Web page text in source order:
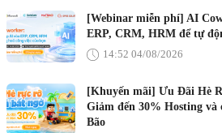
[Webinar miễn phí] AI
ERP, CRM, HRM để tự
14:52 04/08/2026
[Khuyến mãi] Ưu Đãi Hè
Giảm đến 30% Hosting
Bão